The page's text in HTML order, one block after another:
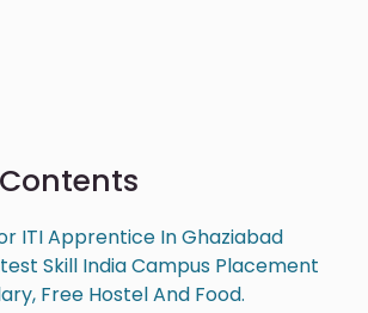
ITI Apprentice In Ghaziabad
Skill India Campus Placement
Free Hostel And Food.